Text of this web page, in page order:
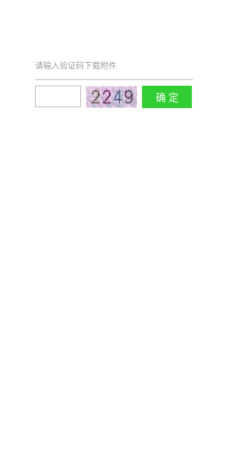
请输入验证码下载附件